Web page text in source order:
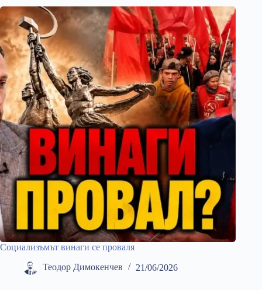
Социализъмът винаги се проваля
Теодор Димокенчев 21/06/2026